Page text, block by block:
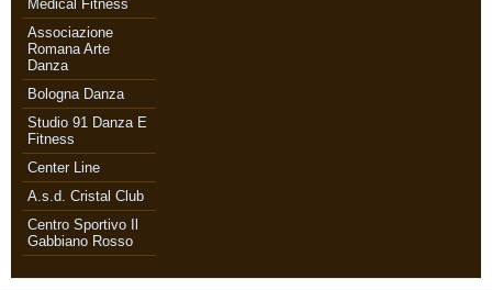
Medical Fitness
Associazione
Romana Arte
Danza
Bologna Danza
Studio 91 Danza E
Fitness
Center Line
A.s.d. Cristal Club
Centro Sportivo Il
Gabbiano Rosso